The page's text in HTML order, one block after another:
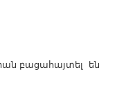
բացահայտել են